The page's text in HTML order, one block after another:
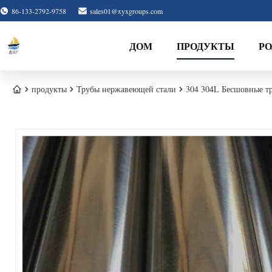
86-133-2792-9758 sales01@xyxgroups.com
ДОМ ПРОДУКТЫ
продукты Трубы нержавеющей стали 304 304L Бесшовные